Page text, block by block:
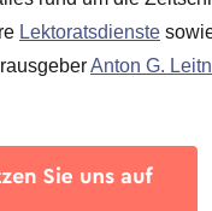
Lektoratsdienste
Anton G.